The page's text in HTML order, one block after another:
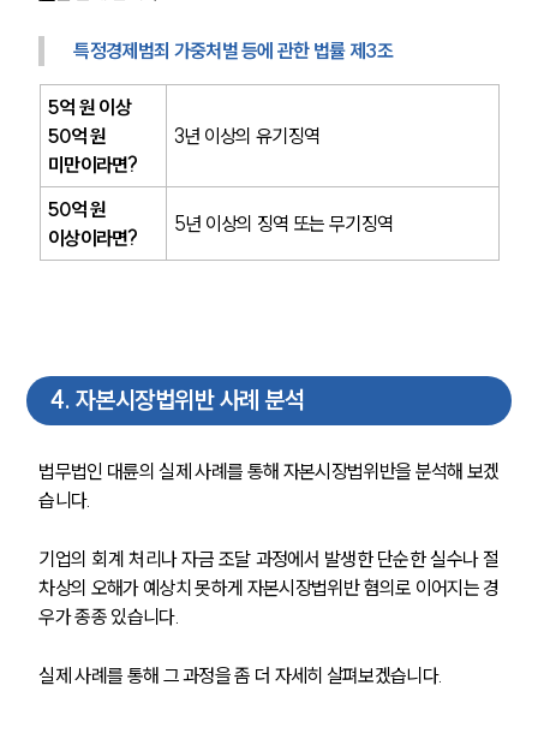
특정경제범죄 가중처벌 등에 관한 법률 제3조
5억 원 이상
50억 원
미만이라면?
3년 이상의 유기징역
50억 원
이상이라면?
5년 이상의 징역 또는 무기징역
4. 자본시장법위반 사례 분석
법무법인 대륜의 실제 사례를 통해 자본시장법위반을 분석해 보겠
습니다.
기업의 회계 처리나 자금 조달 과정에서 발생한 단순한 실수나 절
차상의 오해가 예상치 못하게 자본시장법위반 혐의로 이어지는 경
우가 종종 있습니다.
실제 사례를 통해 그 과정을 좀 더 자세히 살펴보겠습니다.